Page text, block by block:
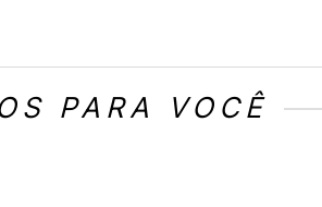
PARA VOCÊ